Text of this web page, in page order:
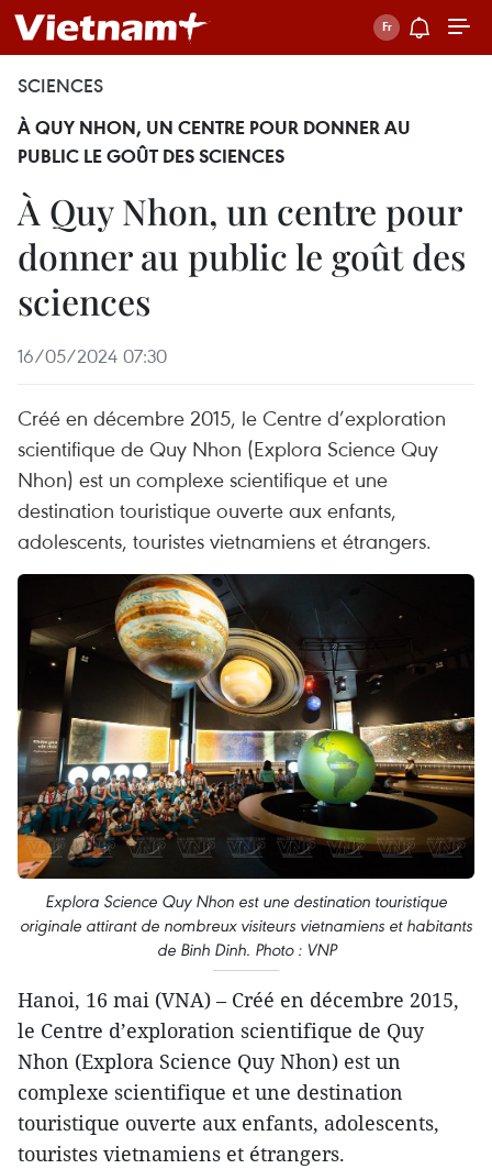
SCIENCES
À QUY NHON, UN CENTRE POUR DONNER AU
PUBLIC LE GOÛT DES SCIENCES
À Quy Nhon, un centre pour
donner au public le goût des
sciences
16/05/2024 07:30
Créé en décembre 2015, le Centre d’exploration
scientifique de Quy Nhon (Explora Science Quy
Nhon) est un complexe scientifique et une
destination touristique ouverte aux enfants,
adolescents, touristes vietnamiens et étrangers.
Explora Science Quy Nhon est une destination touristique
originale attirant de nombreux visiteurs vietnamiens et habitants
de Binh Dinh. Photo : VNP
Hanoi, 16 mai (VNA) – Créé en décembre 2015,
le Centre d’exploration scientifique de Quy
Nhon (Explora Science Quy Nhon) est un
complexe scientifique et une destination
touristique ouverte aux enfants, adolescents,
touristes vietnamiens et étrangers.